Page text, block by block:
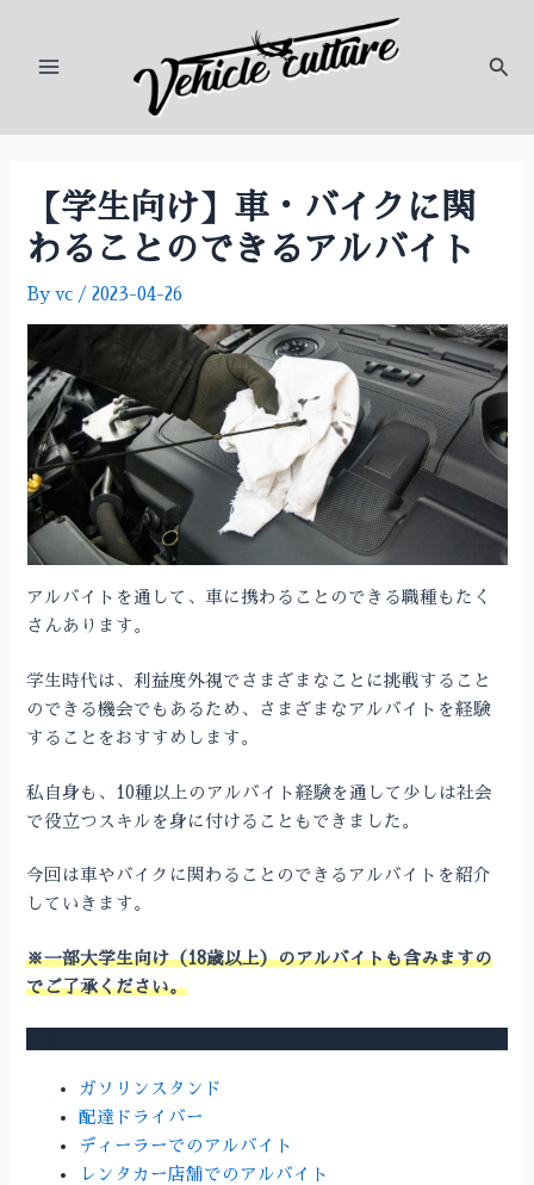
Menu
検
【学生向け】車・バイクに関
わることのできるアルバイト
Byvc /2023-04-26
アルバイトを通して、車に携わることのできる職種もたく
さんあります。
学生時代は、利益度外視でさまざまなことに挑戦すること
のできる機会でもあるため、さまざまなアルバイトを経験
することをおすすめします。
私自身も、10種以上のアルバイト経験を通して少しは社会
で役立つスキルを身に付けることもできました。
今回は車やバイクに関わることのできるアルバイトを紹介
していきます。
※一部大学生向け（18歳以上）のアルバイトも含みますの
でご了承ください。
ガソリンスタンド
配達ドライバー
ディーラーでのアルバイト
レンタカー店舗でのアルバイト